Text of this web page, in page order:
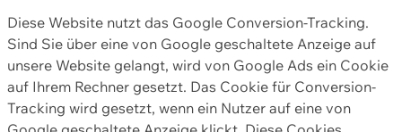
Diese Website nutzt das Google Conversion-Tracking.
Sind Sie über eine von Google geschaltete Anzeige auf
unsere Website gelangt, wird von Google Ads ein Cookie
auf Ihrem Rechner gesetzt. Das Cookie für Conversion-
Tracking wird gesetzt, wenn ein Nutzer auf eine von